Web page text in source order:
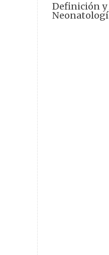
Definición y